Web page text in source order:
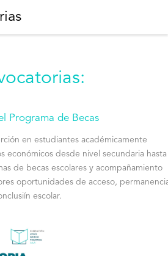
Programa de Becas
en estudiantes académicamente
económicos desde nivel secundaria hasta
de becas escolares y acompañamiento
oportunidades de acceso,
escolar.